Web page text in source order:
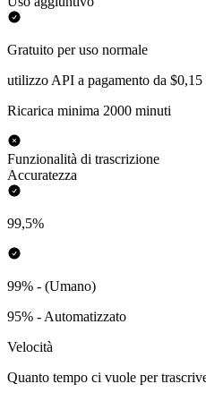
Gratuito per uso normale
utilizzo API a pagamento da
Ricarica minima 2000 minuti
Funzionalità di trascrizione
Accuratezza
99,5%
99% - (Umano)
95% - Automatizzato
Velocità
Quanto tempo ci vuole per